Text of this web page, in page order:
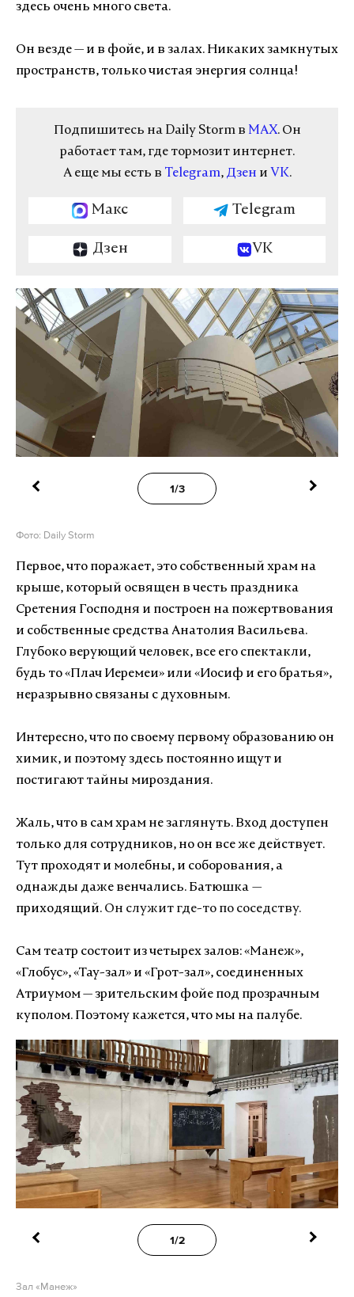
здесь очень много света.
Он везде— и в фойе, и в залах. Никаких замкнутых
пространств, только чистая энергия солнца!
Подпишитесь на Daily Storm в MAX. Он
работает там, где тормозит интернет.
А еще мы есть в Telegram, Дзен и VK.
Макс Telegram
Дзен VK
1/3
Фото: Daily Storm
Первое, что поражает, это собственный храм на
крыше, который освящен в честь праздника
Сретения Господня и построен на пожертвования
и собственные средства Анатолия Васильева.
Глубоко верующий человек, все его спектакли,
будь то «Плач Иеремеи» или «Иосиф и его братья»,
неразрывно связаны с духовным.
Интересно, что по своему первому образованию он
химик, и поэтому здесь постоянно ищут и
постигают тайны мироздания.
Жаль, что в сам храм не заглянуть. Вход доступен
только для сотрудников, но он все же действует.
Тут проходят и молебны, и соборования, а
однажды даже венчались. Батюшка —
приходящий. Он служит где-то по соседству.
Сам театр состоит из четырех залов: «Манеж»,
«Глобус», «Тау-зал» и «Грот-зал», соединенных
Атриумом — зрительским фойе под прозрачным
куполом. Поэтому кажется, что мы на палубе.
1/2
Зал «Манеж»